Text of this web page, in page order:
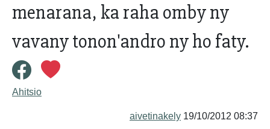
menarana, ka raha omby ny
vavany tonon'andro ny ho faty.
Ahitsio
aivetinakely 19/10/2012 08:37